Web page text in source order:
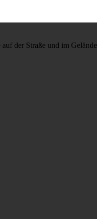
der Straße und im